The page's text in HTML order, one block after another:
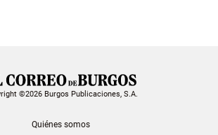
©2026 Burgos Publicaciones, S.A.
Quiénes somos